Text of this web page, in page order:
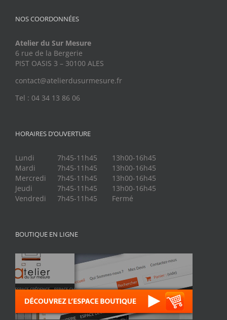
NOS COORDONNÉES
Atelier du Sur Mesure
6 rue de la Bergerie
PIST OASIS 3 – 30100 ALES
contact@atelierdusurmesure.fr
Tel : 04 34 13 86 06
HORAIRES D’OUVERTURE
Lundi 7h45-11h45
13h00-16h45
Mardi
7h45-11h45
13h00-16h45
Mercredi
7h45-11h45
13h00-16h45
Jeudi
7h45-11h45
13h00-16h45
Vendredi
7h45-11h45 Fermé
BOUTIQUE EN LIGNE